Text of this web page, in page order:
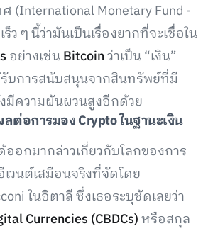
ศ (International Monetary Fund -
ร็ว ๆ นี้ว่ามันเป็นเรื่องยากที่จะเชื่อใน
อย่างเช่นBitcoinว่าเป็น “เงิน”
รับการสนับสนุนจากสินทรัพย์ที่มี
มีความผันผวนสูงอีกด้วย
ต่อการมองCrypto ในฐานะเงิน
ออกมากล่าวเกี่ยวกับโลกของการ
วนต์เสมือนจริงที่จัดโดย
ในอิตาลี ซึ่งเธอระบุชัดเลยว่า
Currencies (CBDCs)หรือสกุล